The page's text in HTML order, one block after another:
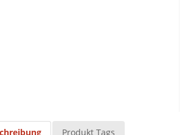
Produkt Tags